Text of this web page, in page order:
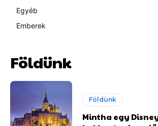
Egyéb
Emberek
Földünk
Földünk
Mintha egy